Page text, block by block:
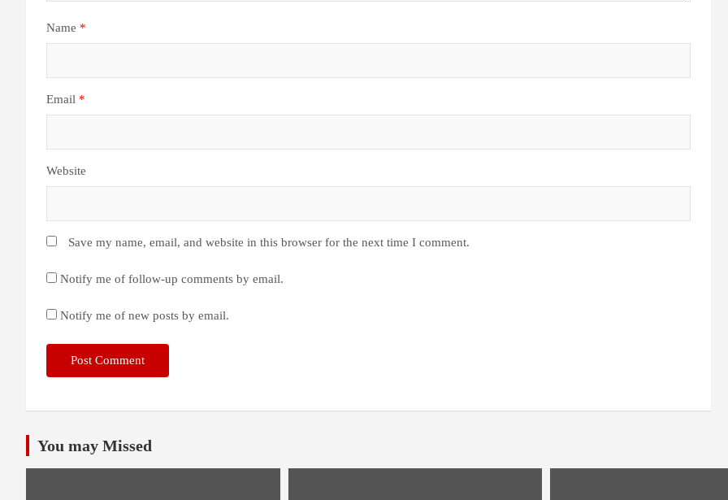
Name *
Email *
Website
Save my name, email, and website in this browser for the next time I comment.
Notify me of follow-up comments by email.
Notify me of new posts by email.
You may Missed